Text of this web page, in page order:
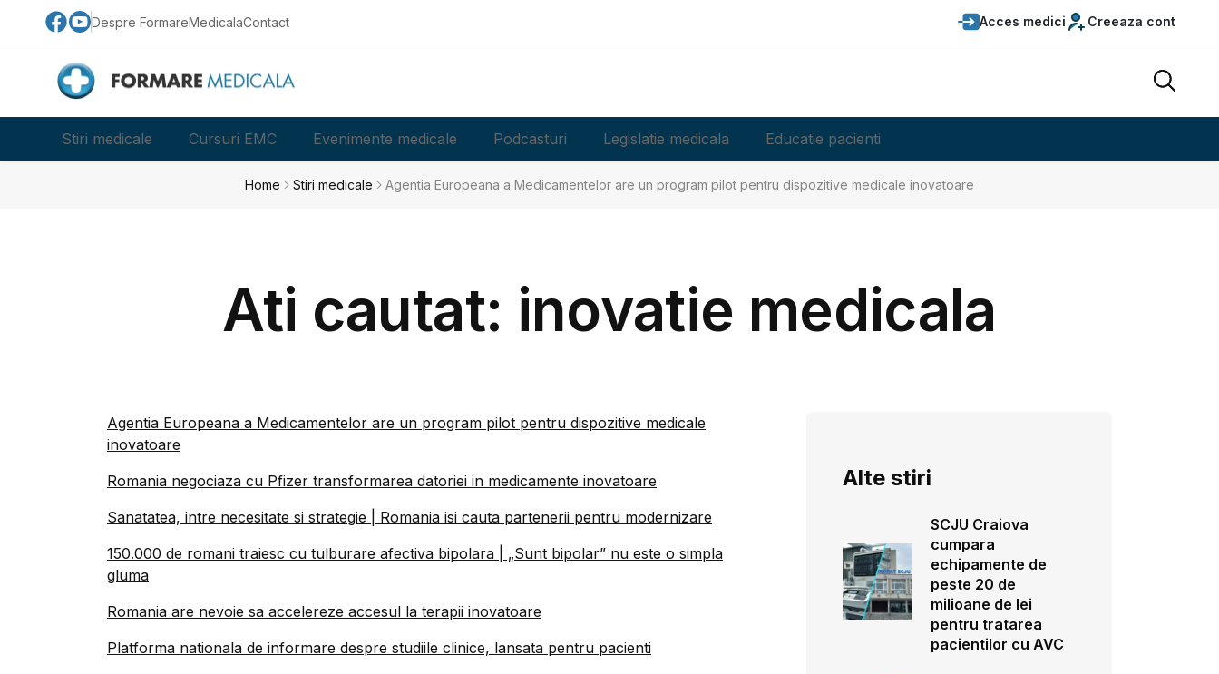
Despre FormareMedicalaContact Acces medici Creeaza cont
Stiri medicale Cursuri EMC Evenimente medicale Podcasturi Legislatie medicala Educatie pacienti
Home Stiri medicale Agentia Europeana a Medicamentelor are un program pilot pentru dispozitive medicale inovatoare
Ati cautat: inovatie medicala
Agentia Europeana a Medicamentelor are un program pilot pentru dispozitive medicale
inovatoare
Romania negociaza cu Pfizer transformarea datoriei in medicamente inovatoare
Sanatatea, intre necesitate si strategie | Romania isi cauta partenerii pentru modernizare
150.000 de romani traiesc cu tulburare afectiva bipolara | „Sunt bipolar” nu este o simpla
gluma
Romania are nevoie sa accelereze accesul la terapii inovatoare
Platforma nationala de informare despre studiile clinice, lansata pentru pacienti
Alte stiri
SCJU Craiova
cumpara
echipamente de
peste 20 de
milioane de lei
pentru tratarea
pacientilor cu AVC